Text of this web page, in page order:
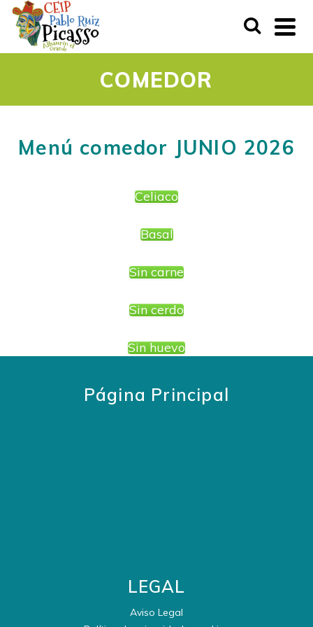
COMEDOR
Menú comedor JUNIO 2026
Celiaco
Basal
Sin carne
Sin cerdo
Sin huevo
Página Principal
LEGAL
Aviso Legal